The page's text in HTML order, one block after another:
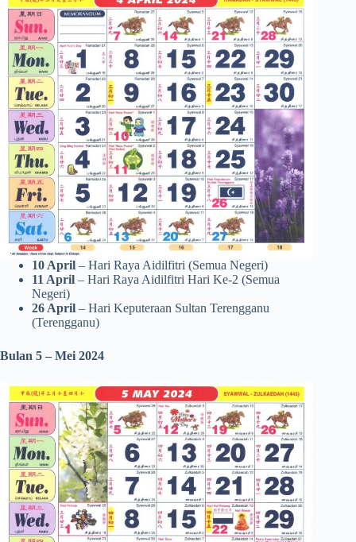
10 April – Hari Raya Aidilfitri (Semua Negeri)
11 April – Hari Raya Aidilfitri Hari Ke-2 (Semua
Negeri)
26 April – Hari Keputeraan Sultan Terengganu
(Terengganu)
Bulan 5 – Mei 2024